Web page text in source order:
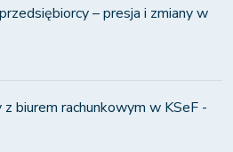
– presja i zmiany w
biurem rachunkowym w KSeF -